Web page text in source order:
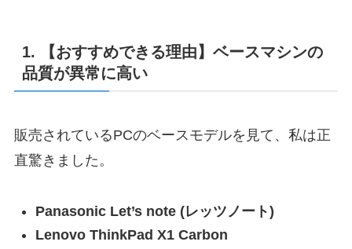
1. 【おすすめできる理由】ベースマシンの
品質が異常に高い
販売されているPCのベースモデルを見て、私は正
直驚きました。
Panasonic Let’s note (レッツノート)
Lenovo ThinkPad X1 Carbon